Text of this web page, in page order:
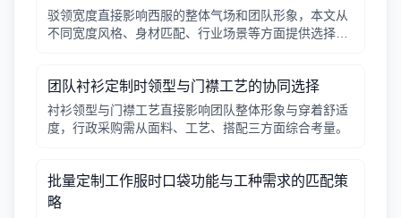
驳领宽度直接影响西服的整体气场和团队形象，本文从
不同宽度风格、身材匹配、行业场景等方面提供选择逻
团队衬衫定制时领型与门襟工艺的协同选择
衬衫领型与门襟工艺直接影响团队整体形象与穿着舒适
度，行政采购需从面料、工艺、搭配三方面综合考量。
批量定制工作服时口袋功能与工种需求的匹配策
略